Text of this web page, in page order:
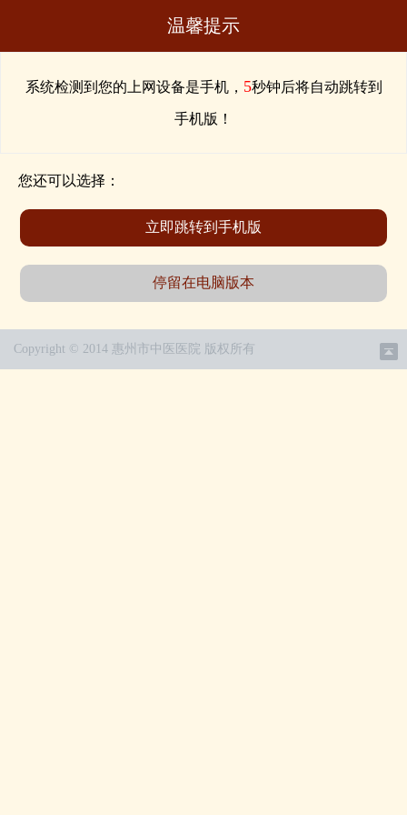
温馨提示
系统检测到您的上网设备是手机， 5秒钟后将自动跳转到
手机版！
您还可以选择：
立即跳转到手机版
停留在电脑版本
Copyright © 2014 惠州市中医医院 版权所有